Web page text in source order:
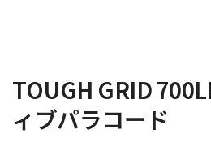
TOUGH GRID
ィブパラコード